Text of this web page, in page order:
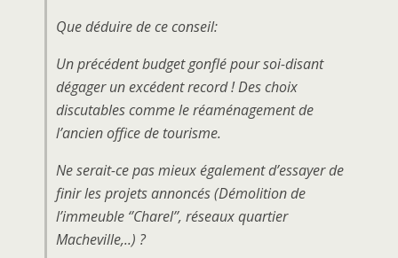
Que déduire de ce conseil:
Un précédent budget gonflé pour soi-disant
dégager un excédent record ! Des choix
discutables comme le réaménagement de
l’ancien office de tourisme.
Ne serait-ce pas mieux également d’essayer de
finir les projets annoncés (Démolition de
l’immeuble ‘’Charel’’, réseaux quartier
Macheville,..) ?